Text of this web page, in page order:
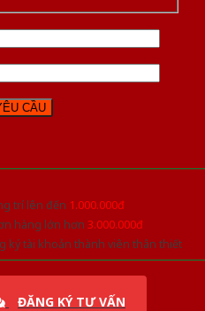
trí lên đến 1.000.000đ
hàng lớn hơn 3.000.000đ
ký tài khoản thành viên thân thiết
ĐĂNG KÝ TƯ VẤN